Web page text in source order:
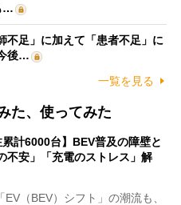
…
不足」に加えて「患者不足」に
後…
一覧を見る
た、使ってみた
累計6000台】BEV普及の障壁と
不安」「充電のストレス」解
（BEV）シフト」の潮流も、